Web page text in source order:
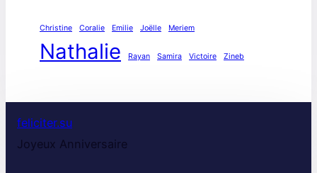
Christine Coralie Emilie Joëlle Meriem
Nathalie Rayan Samira Victoire Zineb
feliciter.su
Joyeux Anniversaire